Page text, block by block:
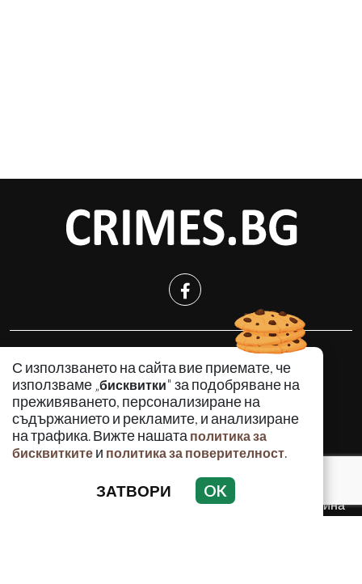
С използването на сайта вие приемате, че
използваме „бисквитки" за подобряване на
преживяването, персонализиране на
съдържанието и рекламите, и анализиране
на трафика. Вижте нашата политика за
бисквитките и политика за поверителност.
ЗАТВОРИ OK
КРИМИНАЛНО
ИНЦИДЕНТИ
АНАЛИЗИ
ПО СВЕТА
ВОДЕЩИ ТЕМИ
Използването и публикуването на част или цялото
съдържание на Crimes.BG без разрешение на Медийна